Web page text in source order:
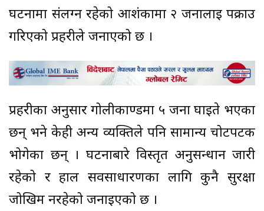
घटनामा संलग्न रहेको आशंकामा २ जनालाई पक्राउ
गरिएको प्रहरीले जनाएको छ ।
प्रहरीका अनुसार गोलीकाण्डमा ५ जना घाइते भएका
छन् भने केही अन्य व्यक्तिले पनि सामान्य चोटपटक
भोगेका छन् । घटनाबारे विस्तृत अनुसन्धान जारी
रहेको र हाल सर्वसाधारणका लागि कुनै सुरक्षा
जोखिम नरहेको जनाइएको छ ।